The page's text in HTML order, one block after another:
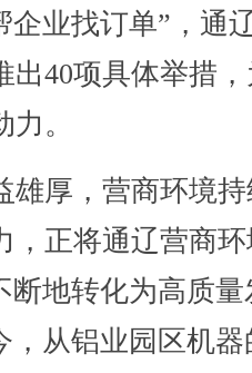
企业找订单”，通
出40项具体举措
。
厚，营商环境持
，正将通辽营商
断地转化为高质量
，从铝业园区机器